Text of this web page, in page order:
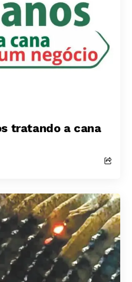
tratando a cana